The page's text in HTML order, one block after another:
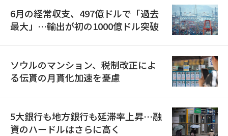
6月の経常収支、497億ドルで「過去
最大」…輸出が初の1000億ドル突破
ソウルのマンション、税制改正によ
る伝貰の月貰化加速を憂慮
5大銀行も地方銀行も延滞率上昇…融
資のハードルはさらに高く